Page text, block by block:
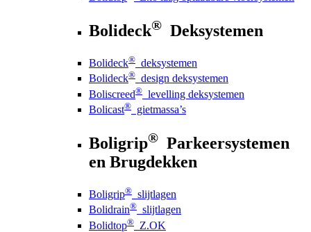
Bolideck® Deksystemen
Bolideck® deksystemen
Bolideck® design deksystemen
Boliscreed® levelling deksystemen
Bolicast® gietmassa’s
Boligrip® Parkeersystemen
en Brugdekken
Boligrip® slijtlagen
Bolidrain® slijtlagen
Bolidtop® Z.OK